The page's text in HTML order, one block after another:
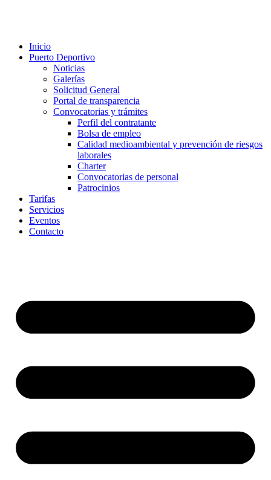
Inicio
Puerto Deportivo
Noticias
Galerías
Solicitud General
Portal de transparencia
Convocatorias y trámites
Perfil del contratante
Bolsa de empleo
Calidad medioambiental y prevención de riesgos
laborales
Charter
Convocatorias de personal
Patrocinios
Tarifas
Servicios
Eventos
Contacto